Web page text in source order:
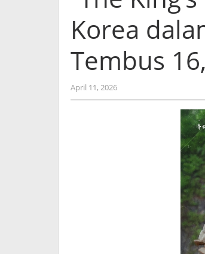
Korea
Tembus
April 11, 2026by
Kidihae